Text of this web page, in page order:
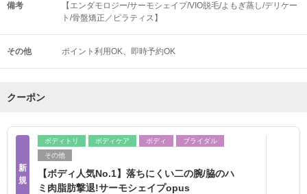
備考
【エンダモロジー/サーモシェイプ/VIO脱毛/よもぎ蒸し/デリケー
ト/骨盤矯正／ピラティス】
その他 ポイント利用OK 即時予約OK
クーポン
新
規
ボディトリ ボディケア ボディ
ブライダル
その他
【ボディ人気No.1】落ちにくい二の腕/脇のハ
ミ肉脂肪撃退!サーモシェイプopus